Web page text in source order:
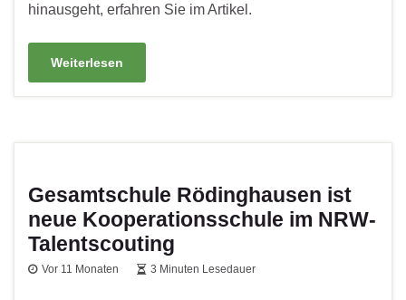
hinausgeht, erfahren Sie im Artikel.
Weiterlesen
Gesamtschule Rödinghausen ist
neue Kooperationsschule im NRW-
Talentscouting
Vor 11 Monaten 3 Minuten Lesedauer